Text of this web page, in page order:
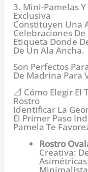
3. Mini-Pamelas
Exclusiva
Constituyen Una
Celebraciones
Etiqueta Donde
De Un Ala Ancha.
Son Perfectos
De Madrina Para
📐 Cómo Elegir El
Rostro
Identificar La
El Primer Paso
Pamela Te
Rostro
Creativa: